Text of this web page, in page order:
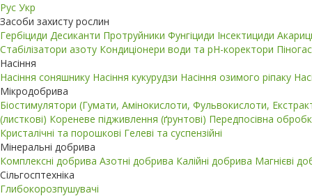
Рус Укр
Засоби захисту рослин
Гербіциди Десиканти Протруйники Фунгіциди Інсектициди
Стабілізатори азоту Кондиціонери води та pH-коректори
Насіння
Насіння соняшнику Насіння кукурудзи Насіння озимого ріпаку
Мікродобрива
Біостимулятори (Гумати, Амінокислоти, Фульвокислоти,
(листкові) Кореневе підживлення (ґрунтові) Передпосівна
Кристалічні та порошкові Гелеві та суспензійні
Мінеральні добрива
Комплексні добрива Азотні добрива Калійні добрива Магнієві
Сільгосптехніка
Глибокорозпушувачі